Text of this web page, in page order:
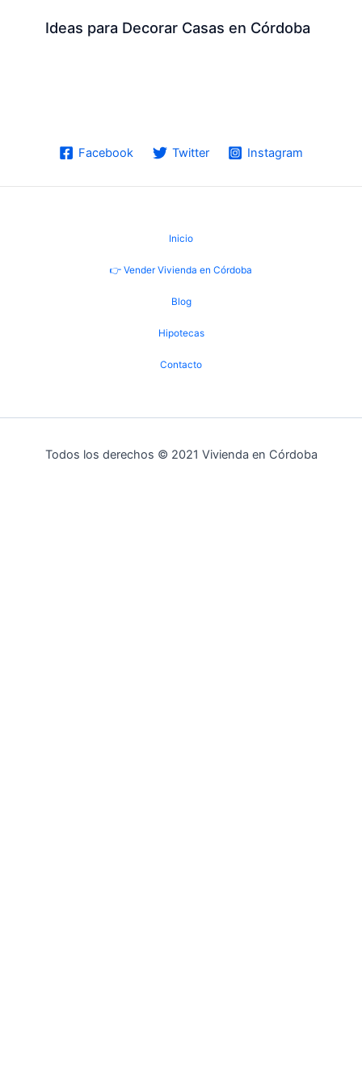
Ideas para Decorar Casas en Córdoba
Facebook Twitter Instagram
Inicio
👉 Vender Vivienda en Córdoba
Blog
Hipotecas
Contacto
Todos los derechos © 2021 Vivienda en Córdoba